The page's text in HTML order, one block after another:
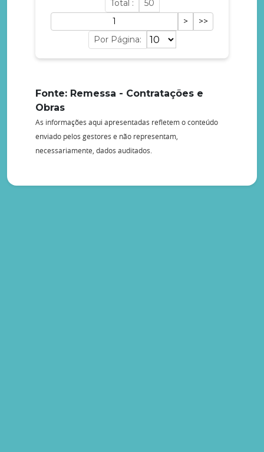
Total : 50
Por Página:
Fonte: Remessa - Contratações e
Obras
As informações aqui apresentadas refletem o conteúdo
enviado pelos gestores e não representam,
necessariamente, dados auditados.